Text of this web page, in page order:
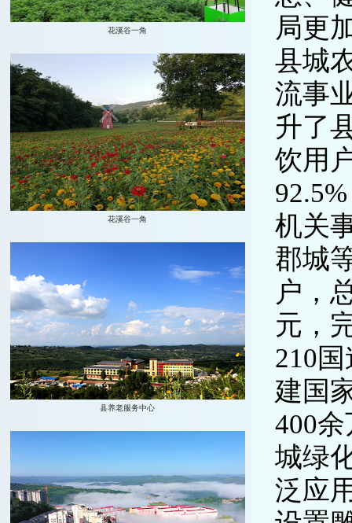
局更
县城
流事
升了
饮用
机关
郡城
户，
元，
210
建国
400
城绿
泛应